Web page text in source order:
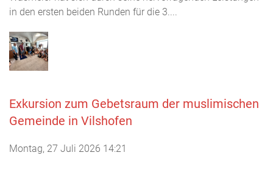
in den ersten beiden Runden für die 3....
Exkursion zum Gebetsraum der muslimischen
Gemeinde in Vilshofen
Montag, 27 Juli 2026 14:21